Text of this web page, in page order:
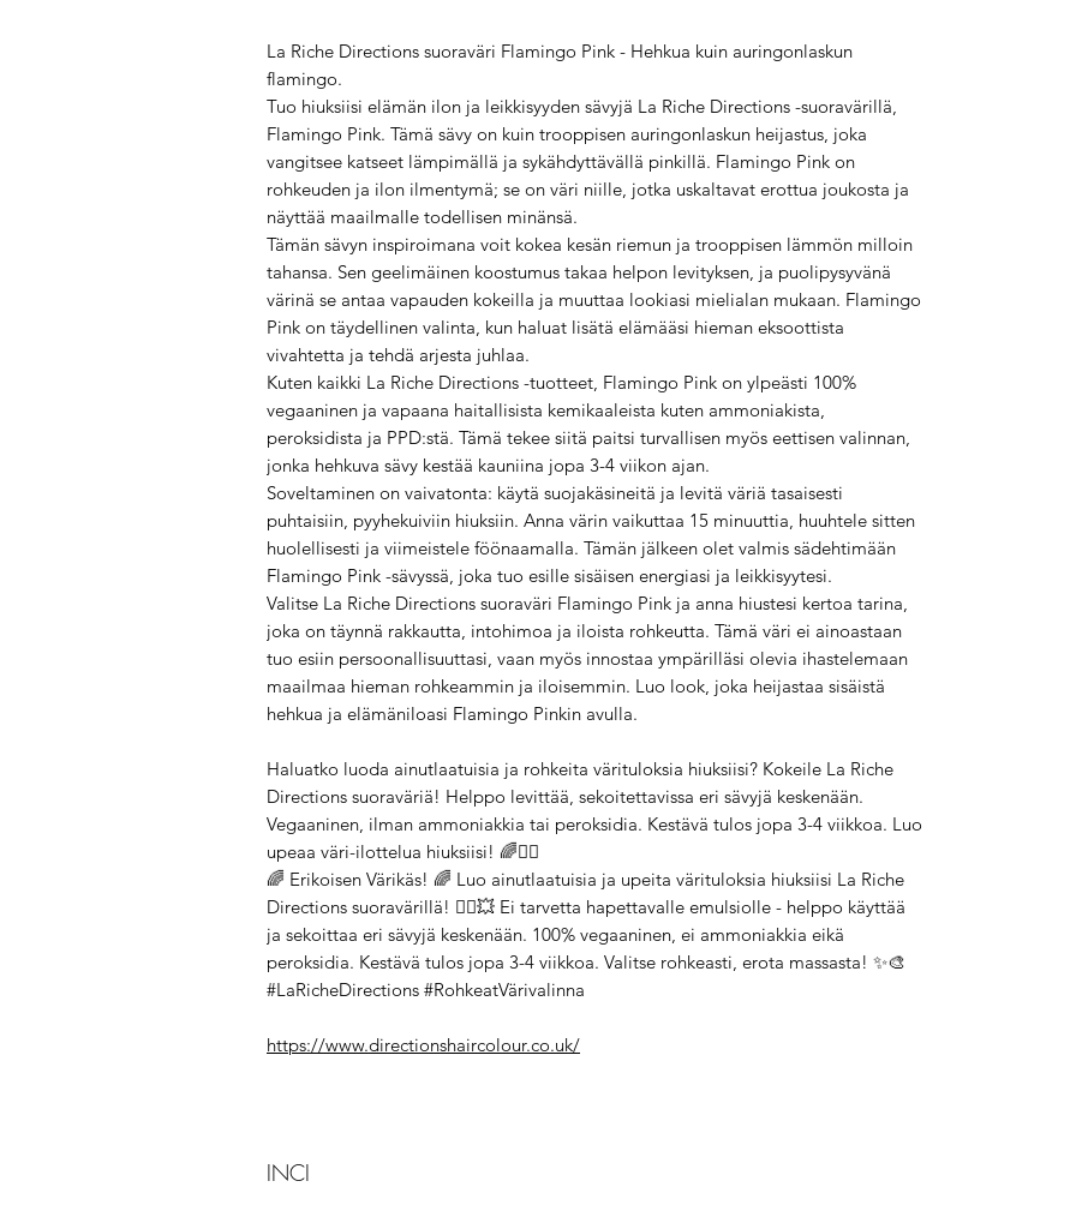
La Riche Directions suoraväri Flamingo Pink - Hehkua kuin auringonlaskun
flamingo.
Tuo hiuksiisi elämän ilon ja leikkisyyden sävyjä La Riche Directions -suoravärillä,
Flamingo Pink. Tämä sävy on kuin trooppisen auringonlaskun heijastus, joka
vangitsee katseet lämpimällä ja sykähdyttävällä pinkillä. Flamingo Pink on
rohkeuden ja ilon ilmentymä; se on väri niille, jotka uskaltavat erottua joukosta ja
näyttää maailmalle todellisen minänsä.
Tämän sävyn inspiroimana voit kokea kesän riemun ja trooppisen lämmön milloin
tahansa. Sen geelimäinen koostumus takaa helpon levityksen, ja puolipysyvänä
värinä se antaa vapauden kokeilla ja muuttaa lookiasi mielialan mukaan. Flamingo
Pink on täydellinen valinta, kun haluat lisätä elämääsi hieman eksoottista
vivahtetta ja tehdä arjesta juhlaa.
Kuten kaikki La Riche Directions -tuotteet, Flamingo Pink on ylpeästi 100%
vegaaninen ja vapaana haitallisista kemikaaleista kuten ammoniakista,
peroksidista ja PPD:stä. Tämä tekee siitä paitsi turvallisen myös eettisen valinnan,
jonka hehkuva sävy kestää kauniina jopa 3-4 viikon ajan.
Soveltaminen on vaivatonta: käytä suojakäsineitä ja levitä väriä tasaisesti
puhtaisiin, pyyhekuiviin hiuksiin. Anna värin vaikuttaa 15 minuuttia, huuhtele sitten
huolellisesti ja viimeistele föönaamalla. Tämän jälkeen olet valmis sädehtimään
Flamingo Pink -sävyssä, joka tuo esille sisäisen energiasi ja leikkisyytesi.
Valitse La Riche Directions suoraväri Flamingo Pink ja anna hiustesi kertoa tarina,
joka on täynnä rakkautta, intohimoa ja iloista rohkeutta. Tämä väri ei ainoastaan
tuo esiin persoonallisuuttasi, vaan myös innostaa ympärilläsi olevia ihastelemaan
maailmaa hieman rohkeammin ja iloisemmin. Luo look, joka heijastaa sisäistä
hehkua ja elämäniloasi Flamingo Pinkin avulla.
Haluatko luoda ainutlaatuisia ja rohkeita värituloksia hiuksiisi? Kokeile La Riche
Directions suoraväriä! Helppo levittää, sekoitettavissa eri sävyjä keskenään.
Vegaaninen, ilman ammoniakkia tai peroksidia. Kestävä tulos jopa 3-4 viikkoa. Luo
upeaa väri-ilottelua hiuksiisi! 🌈💁‍♀️
🌈 Erikoisen Värikäs! 🌈 Luo ainutlaatuisia ja upeita värituloksia hiuksiisi La Riche
Directions suoravärillä! 💁‍♀️💥 Ei tarvetta hapettavalle emulsiolle - helppo käyttää
ja sekoittaa eri sävyjä keskenään. 100% vegaaninen, ei ammoniakkia eikä
peroksidia. Kestävä tulos jopa 3-4 viikkoa. Valitse rohkeasti, erota massasta! ✨🎨
#LaRicheDirections #RohkeatVärivalinna
https://www.directionshaircolour.co.uk/
INCI